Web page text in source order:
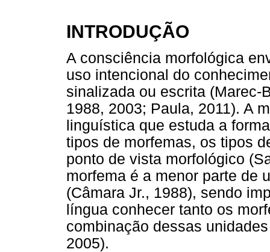
INTRODUÇÃO
A consciência morfológica
uso intencional do
sinalizada ou escrita (Marec-
1988, 2003; Paula, 2011). A
linguística que estuda a
tipos de morfemas, os tipos
ponto de vista morfológico
morfema é a menor parte de
(Câmara Jr., 1988), sendo
língua conhecer tanto os
combinação dessas
2005).